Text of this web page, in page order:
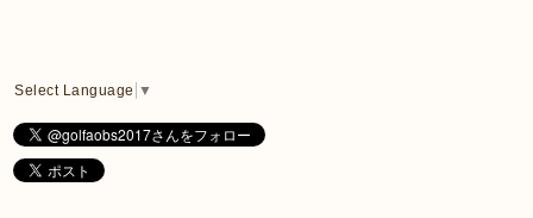
Select Language ▼